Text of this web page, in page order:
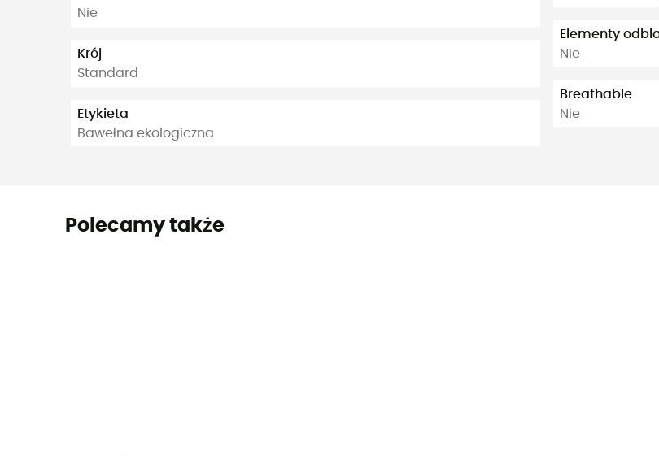
Nie
Krój
Standard
Etykieta
Bawełna ekologiczna
Elementy
Nie
Breathable
Nie
Polecamy także